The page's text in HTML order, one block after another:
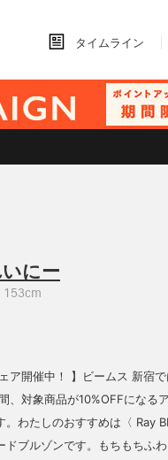
タイムライン
にー
153cm
ア開催中！ 】ビームス 新宿
、対象商品が10%OFFになる
。わたしのおすすめは〈 Ray
ドブルゾンです。もちもちふ